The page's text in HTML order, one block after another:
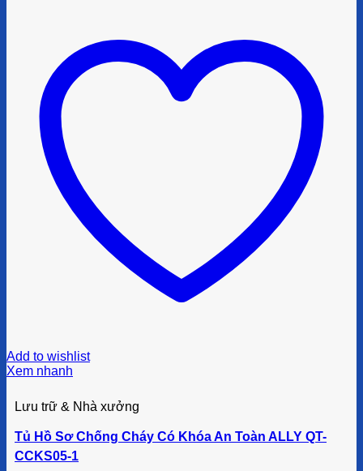
Add to wishlist
Xem nhanh
Lưu trữ & Nhà xưởng
Tủ Hồ Sơ Chống Cháy Có Khóa An Toàn ALLY QT-
CCKS05-1